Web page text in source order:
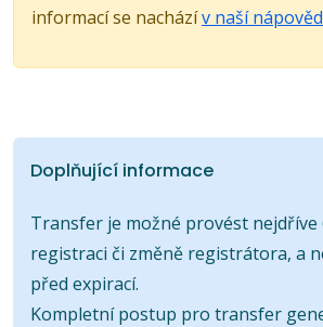
informací se nacházív naší
Doplňující informace
Transfer je možné provést nejdříve
registraci či změně registrátora, a
před expirací.
Kompletní postup pro transfer